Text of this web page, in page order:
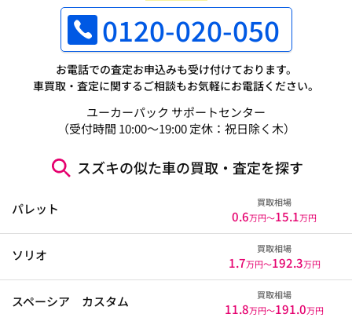
0120-020-050
お電話での査定お申込みも受け付けております。
車買取・査定に関するご相談もお気軽にお電話ください。
ユーカーパック サポートセンター
（受付時間 10:00～19:00 定休：祝日除く木）
スズキの似た車の買取・査定を探す
パレット 買取相場
0.6万円〜15.1万円
ソリオ 買取相場
1.7万円〜192.3万円
スペーシア カスタム 買取相場
11.8万円〜191.0万円